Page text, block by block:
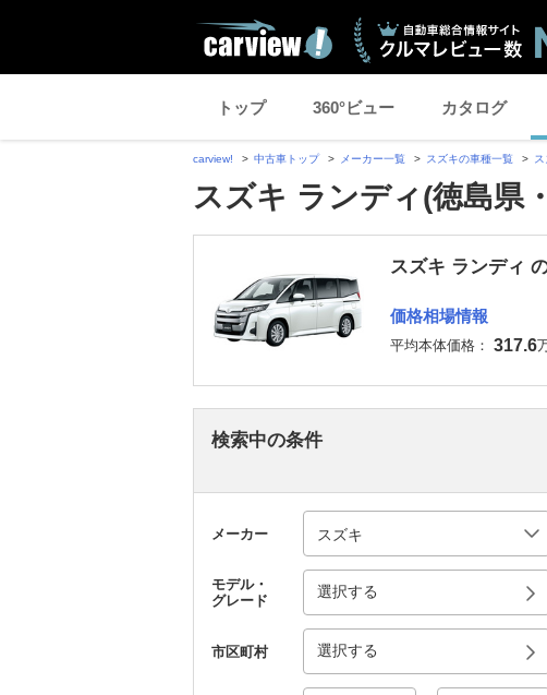
トップ 360°ビュー カタログ
carview! 中古車トップ メーカー一覧 スズキの車種一覧
スズキ ランディ(徳島県
スズキ ランディ
価格相場情報
平均本体価格： 317.6
検索中の条件
メーカー
モデル・
グレード
選択する
市区町村 選択する